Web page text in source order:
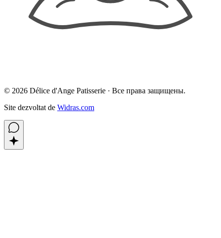
© 2026 Délice d'Ange Patisserie · Все права защищены.
Site dezvoltat de Widras.com